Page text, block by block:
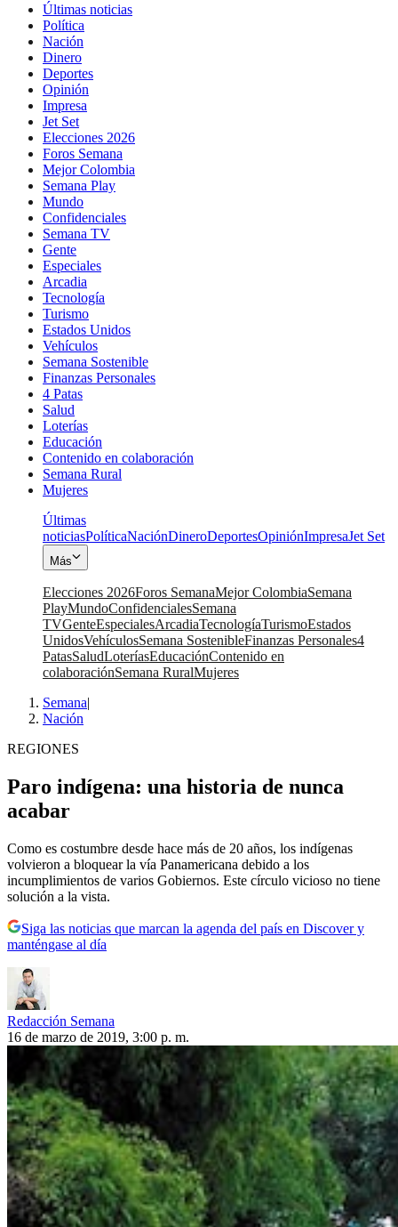
Últimas noticias
Política
Nación
Dinero
Deportes
Opinión
Impresa
Jet Set
Elecciones 2026
Foros Semana
Mejor Colombia
Semana Play
Mundo
Confidenciales
Semana TV
Gente
Especiales
Arcadia
Tecnología
Turismo
Estados Unidos
Vehículos
Semana Sostenible
Finanzas Personales
4 Patas
Salud
Loterías
Educación
Contenido en colaboración
Semana Rural
Mujeres
Últimas
noticiasPolíticaNaciónDineroDeportesOpiniónImpresaJet Set
Más
Elecciones 2026Foros SemanaMejor ColombiaSemana
PlayMundoConfidencialesSemana
TVGenteEspecialesArcadiaTecnologíaTurismoEstados
UnidosVehículosSemana SostenibleFinanzas Personales4
PatasSaludLoteríasEducaciónContenido en
colaboraciónSemana RuralMujeres
Semana|
Nación
REGIONES
Paro indígena: una historia de nunca
acabar
Como es costumbre desde hace más de 20 años, los indígenas
volvieron a bloquear la vía Panamericana debido a los
incumplimientos de varios Gobiernos. Este círculo vicioso no tiene
solución a la vista.
Siga las noticias que marcan la agenda del país en Discover y
manténgase al día
Redacción Semana
16 de marzo de 2019, 3:00 p. m.